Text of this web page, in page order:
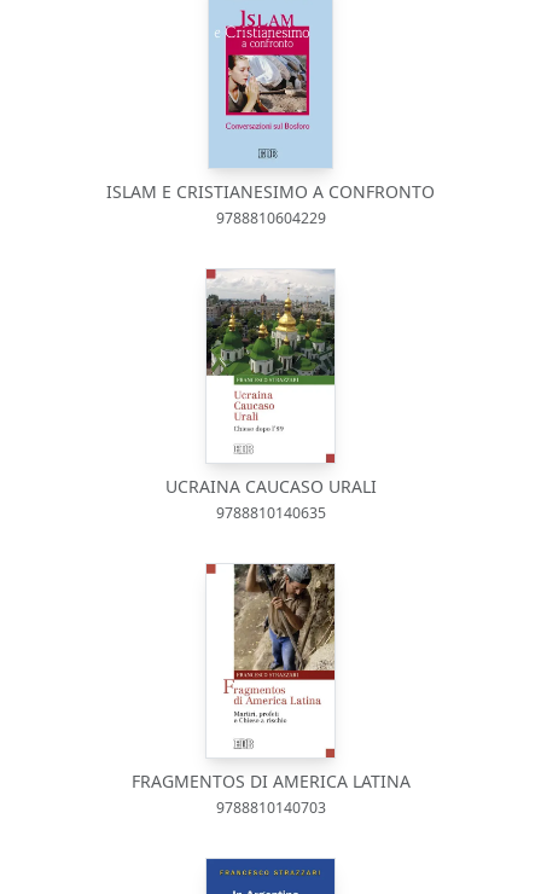
ISLAM E CRISTIANESIMO A CONFRONTO
9788810604229
UCRAINA CAUCASO URALI
9788810140635
FRAGMENTOS DI AMERICA LATINA
9788810140703